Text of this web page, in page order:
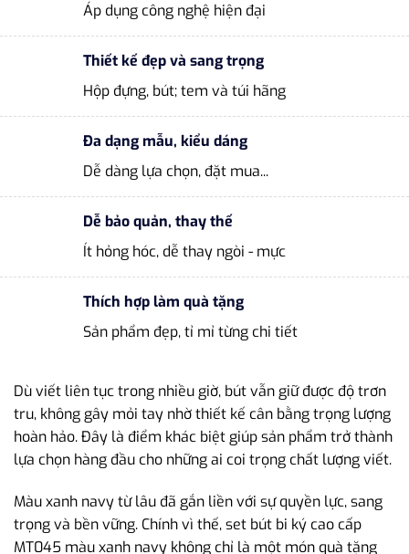
Áp dụng công nghệ hiện đại
Thiết kế đẹp và sang trọng
Hộp đựng, bút; tem và túi hãng
Đa dạng mẫu, kiểu dáng
Dễ dàng lựa chọn, đặt mua...
Dễ bảo quản, thay thế
Ít hỏng hóc, dễ thay ngòi - mực
Thích hợp làm quà tặng
Sản phẩm đẹp, tỉ mỉ từng chi tiết
Dù viết liên tục trong nhiều giờ, bút vẫn giữ được độ trơn
tru, không gây mỏi tay nhờ thiết kế cân bằng trọng lượng
hoàn hảo. Đây là điểm khác biệt giúp sản phẩm trở thành
lựa chọn hàng đầu cho những ai coi trọng chất lượng viết.
Màu xanh navy từ lâu đã gắn liền với sự quyền lực, sang
trọng và bền vững. Chính vì thế, set bút bi ký cao cấp
MT045 màu xanh navy không chỉ là một món quà tặng